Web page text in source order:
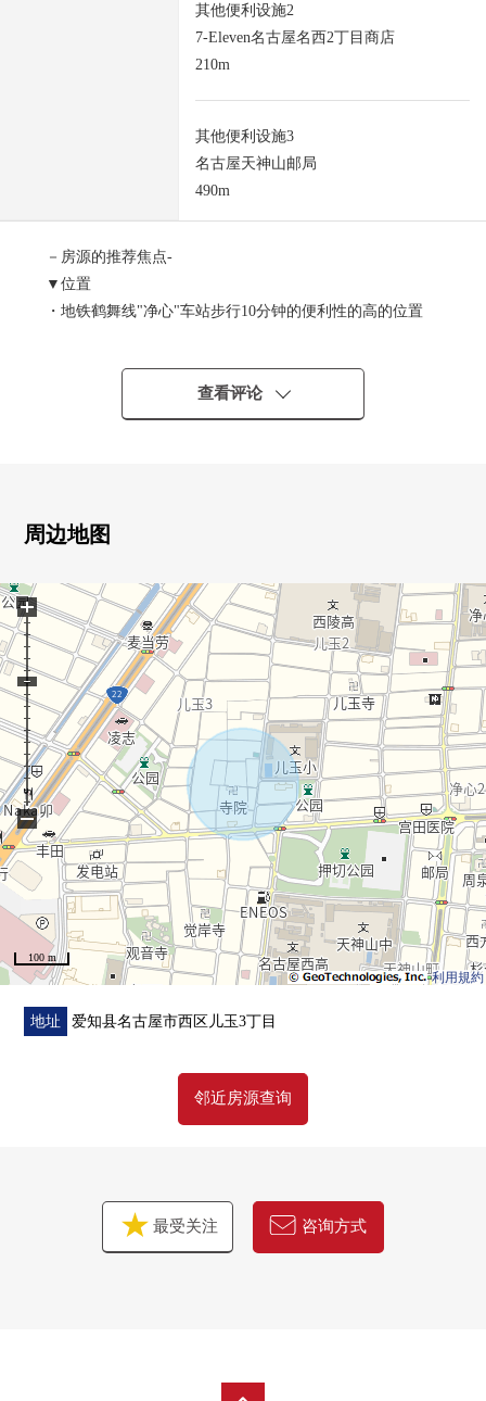
其他便利设施2
7-Eleven名古屋名西2丁目商店
210m
其他便利设施3
名古屋天神山邮局
490m
－房源的推荐焦点-
▼位置
・地铁鹤舞线"净心"车站步行10分钟的便利性的高的位置
・土地面积约79.43平米(约24.02坪)
▼周边环境
・净心中学………………步行约10分
・7-Eleven名西2丁目商店…步行约3分
・yoshizuya名古屋名西商店……步行约10分
・V、drug净心商店……………步行约7分
・名古屋天神山邮局…………步行约7分
・净心公园…………………步行约3分
■ 在找想要的家方面给予帮助的━━━━━・・・
房源的详细、需讨论是如有意向，请跟我们联系。
查看评论
周边地图
利用規約
100 m
+
−
地址 爱知县名古屋市西区儿玉3丁目
邻近房源查询
最受关注 咨询方式